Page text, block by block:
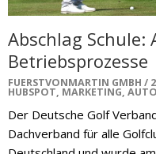
Abschlag
Betriebsprozesse
FUERSTVONMARTIN GMBH
HUBSPOT, MARKETING,
Der Deutsche Golf
Dachverband für alle